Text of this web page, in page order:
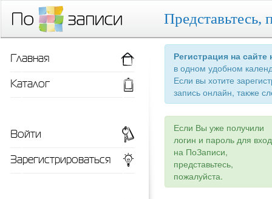
Представьтесь,
Регистрация на
в одном удобном
Если вы хотите
запись онлайн, также
Если Вы уже получили
логин и пароль для
на ПоЗаписи,
представьтесь,
пожалуйста.
Главная
Каталог
Войти
Зарегистрироваться